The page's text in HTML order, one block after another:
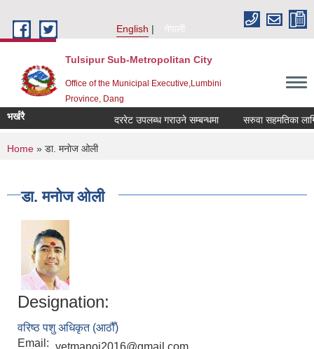
English
नेपाली
Tulsipur Sub-Metropolitan City
Office of the Municipal Executive,Lumbini
Province, Dang
भर्खरै दररेट उपलब्ध गराउने सम्बन्धमा सरुवा सहमतिका लागि
You are here
Home » डा. मनाेज ‌‍‍‌‌‌ओली
डा. मनाेज ‌‍‍‌‌‌ओली
Designation:
वरिष्ठ पशु अधिकृत (आठौँ)
Email: